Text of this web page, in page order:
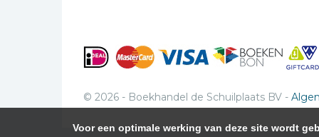
© 2026 - Boekhandel de Schuilplaats BV -
Voor een optimale werking van deze site wordt